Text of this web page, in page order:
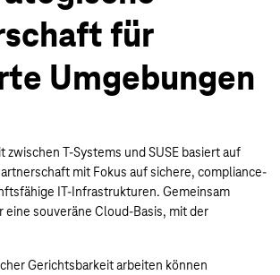
für
Umgebungen
zwischen T-Systems und SUSE basiert auf
mit Fokus auf sichere, compliance-
IT-Infrastrukturen. Gemeinsam
eine souveräne Cloud-Basis, mit der
Gerichtsbarkeit arbeiten können